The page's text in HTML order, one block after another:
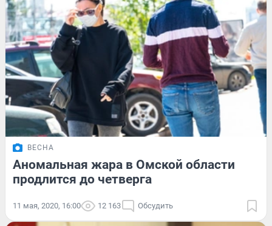
ВЕСНА
Аномальная жара в Омской области
продлится до четверга
11 мая, 2020, 16:00 12 163 Обсудить